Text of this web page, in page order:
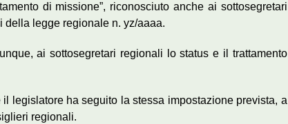
di missione”, riconosciuto anche ai sottosegretari
legge regionale n. yz/aaaa.
ai sottosegretari regionali lo status e il trattamento
il legislatore ha seguito la stessa impostazione prevista, a
regionali.